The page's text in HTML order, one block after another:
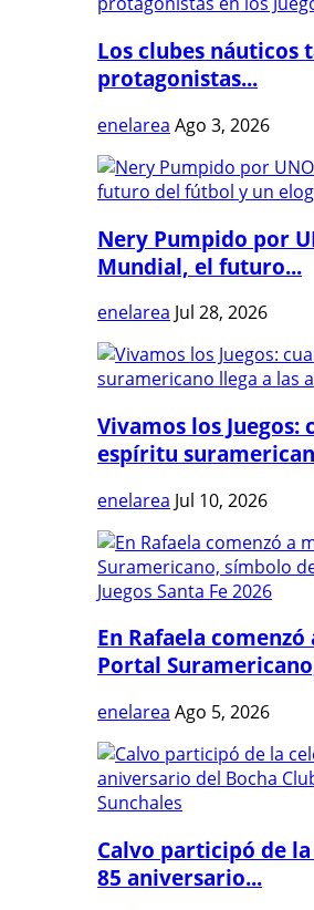
Los clubes náuticos
protagonistas...
enelarea Ago 3, 2026
Nery Pumpido por
Mundial, el futuro...
enelarea Jul 28, 2026
Vivamos los Juegos:
espíritu
enelarea Jul 10, 2026
En Rafaela
Portal
enelarea Ago 5, 2026
Calvo participó de
85 aniversario...